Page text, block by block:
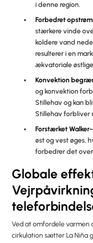
i denne region.
Forbedret
stærkere vinde
koldere vand
resulterer i en
ækvatoriale
Konvektion
og konvektion
Stillehav og kan
Stillehav forbliver
Forstærket
øst og vest øges,
forbedrer det
Globale
Ved at omfordele
cirkulation sætter La Niña